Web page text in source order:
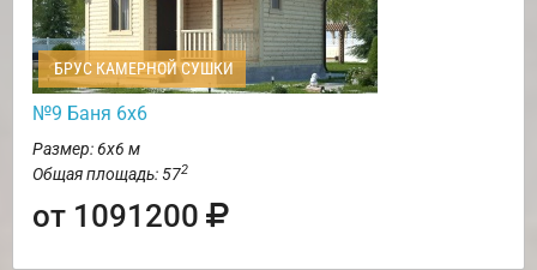
БРУС КАМЕРНОЙ СУШКИ
№9 Баня 6х6
Размер: 6х6 м
Общая площадь: 572
от 1091200